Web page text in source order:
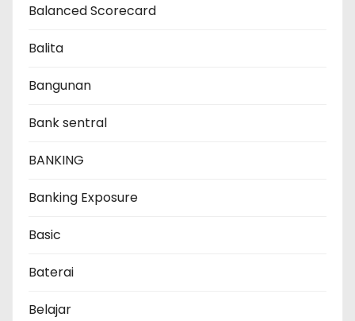
Balanced Scorecard
Balita
Bangunan
Bank sentral
BANKING
Banking Exposure
Basic
Baterai
Belajar